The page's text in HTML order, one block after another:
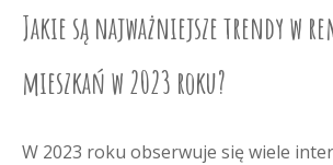
Jakie są najważniejsze trendy w
mieszkań w 2023 roku?
W 2023 roku obserwuje się wiele